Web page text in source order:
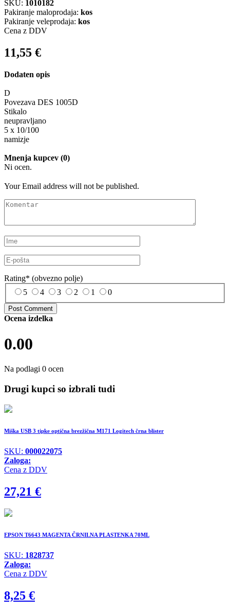
SKU: 1010182
Pakiranje maloprodaja: kos
Pakiranje veleprodaja: kos
Cena z DDV
11,55 €
Dodaten opis
D
Povezava DES 1005D
Stikalo
neupravljano
5 x 10/100
namizje
Mnenja kupcev (0)
Ni ocen.
Your Email address will not be published.
Rating* (obvezno polje)
5
4 3 2 1 0
Ocena izdelka
0.00
Na podlagi 0 ocen
Drugi kupci so izbrali tudi
Miška USB 3 tipke optična brezžična M171 Logitech črna blister
SKU: 000022075
Zaloga:
Cena z DDV
27,21 €
EPSON T6643 MAGENTA ČRNILNA PLASTENKA 70ML
SKU: 1828737
Zaloga:
Cena z DDV
8,25 €